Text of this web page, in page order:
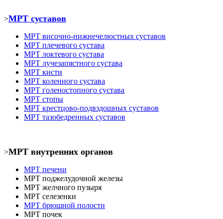
>МРТ суставов
МРТ височно-нижнечелюстных суставов
МРТ плечевого сустава
МРТ локтевого сустава
МРТ лучезапястного сустава
МРТ кисти
МРТ коленного сустава
МРТ голеностопного сустава
МРТ стопы
МРТ крестцово-подвздошных суставов
МРТ тазобедренных суставов
>МРТ внутренних органов
МРТ печени
МРТ поджелудочной железы
МРТ желчного пузыря
МРТ селезенки
МРТ брюшной полости
МРТ почек